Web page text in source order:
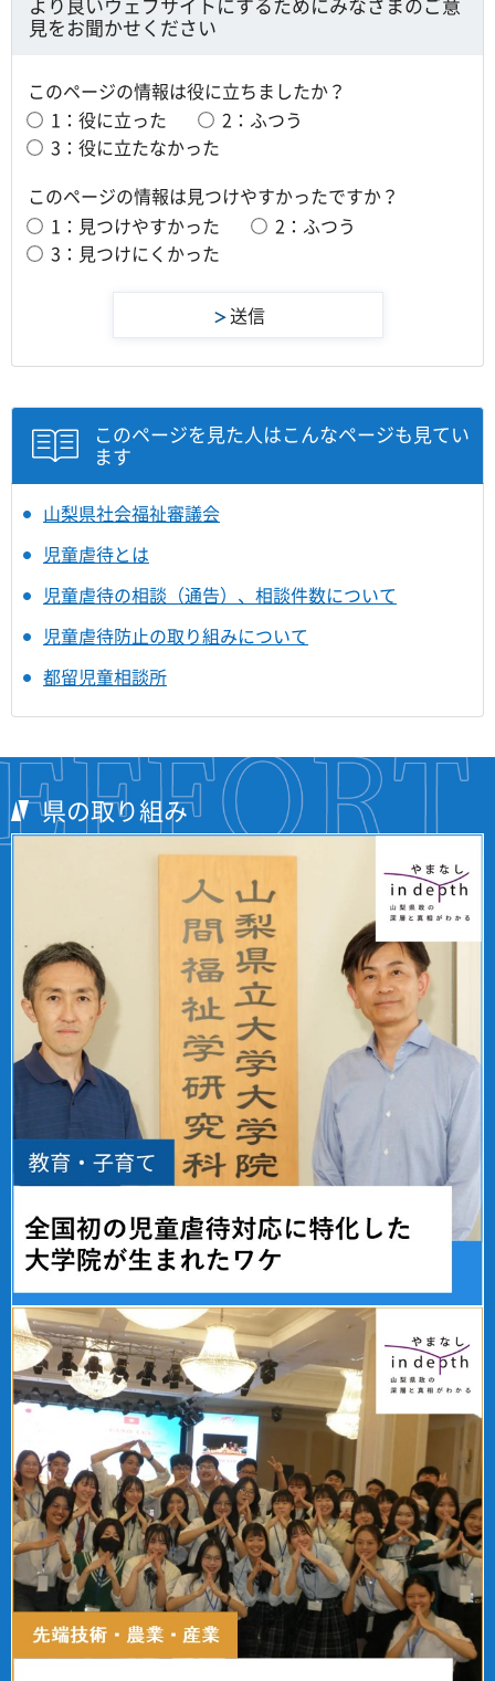
見をお聞かせください
このページの情報は役に立ちましたか？
1：役に立った
2：ふつう
3：役に立たなかった
このページの情報は見つけやすかったですか？
1：見つけやすかった
2：ふつう
3：見つけにくかった
このページを見た人はこんなページも見てい
ます
山梨県社会福祉審議会
児童虐待とは
児童虐待の相談（通告）、相談件数について
児童虐待防止の取り組みについて
都留児童相談所
県の取り組み